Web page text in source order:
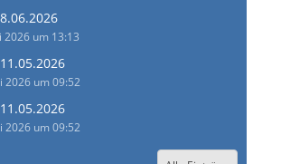
2026 um 13:13
2026 um 09:52
2026 um 09:52